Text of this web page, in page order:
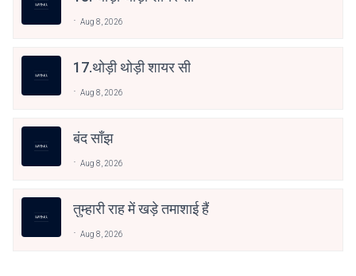
Aug 8, 2026
17.थोड़ी थोड़ी शायर सी
Aug 8, 2026
बंद साँझ
Aug 8, 2026
तुम्हारी राह में खड़े तमाशाई हैं
Aug 8, 2026